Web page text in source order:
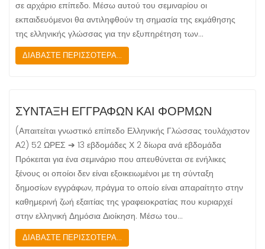
σε αρχάριο επίπεδο. Μέσω αυτού του σεμιναρίου οι
εκπαιδευόμενοι θα αντιληφθούν τη σημασία της εκμάθησης
της ελληνικής γλώσσας για την εξυπηρέτηση των…
ΔΙΑΒΑΣΤΕ ΠΕΡΙΣΣΟΤΕΡΑ...
ΣΥΝΤΑΞΗ ΕΓΓΡΑΦΩΝ ΚΑΙ ΦΟΡΜΩΝ
(Απαιτείται γνωστικό επίπεδο Ελληνικής Γλώσσας τουλάχιστον
Α2) 52 ΩΡΕΣ ➔ 13 εβδομάδες Χ 2 δίωρα ανά εβδομάδα
Πρόκειται για ένα σεμινάριο που απευθύνεται σε ενήλικες
ξένους οι οποίοι δεν είναι εξοικειωμένοι με τη σύνταξη
δημοσίων εγγράφων, πράγμα το οποίο είναι απαραίτητο στην
καθημερινή ζωή εξαιτίας της γραφειοκρατίας που κυριαρχεί
στην ελληνική Δημόσια Διοίκηση. Μέσω του…
ΔΙΑΒΑΣΤΕ ΠΕΡΙΣΣΟΤΕΡΑ...